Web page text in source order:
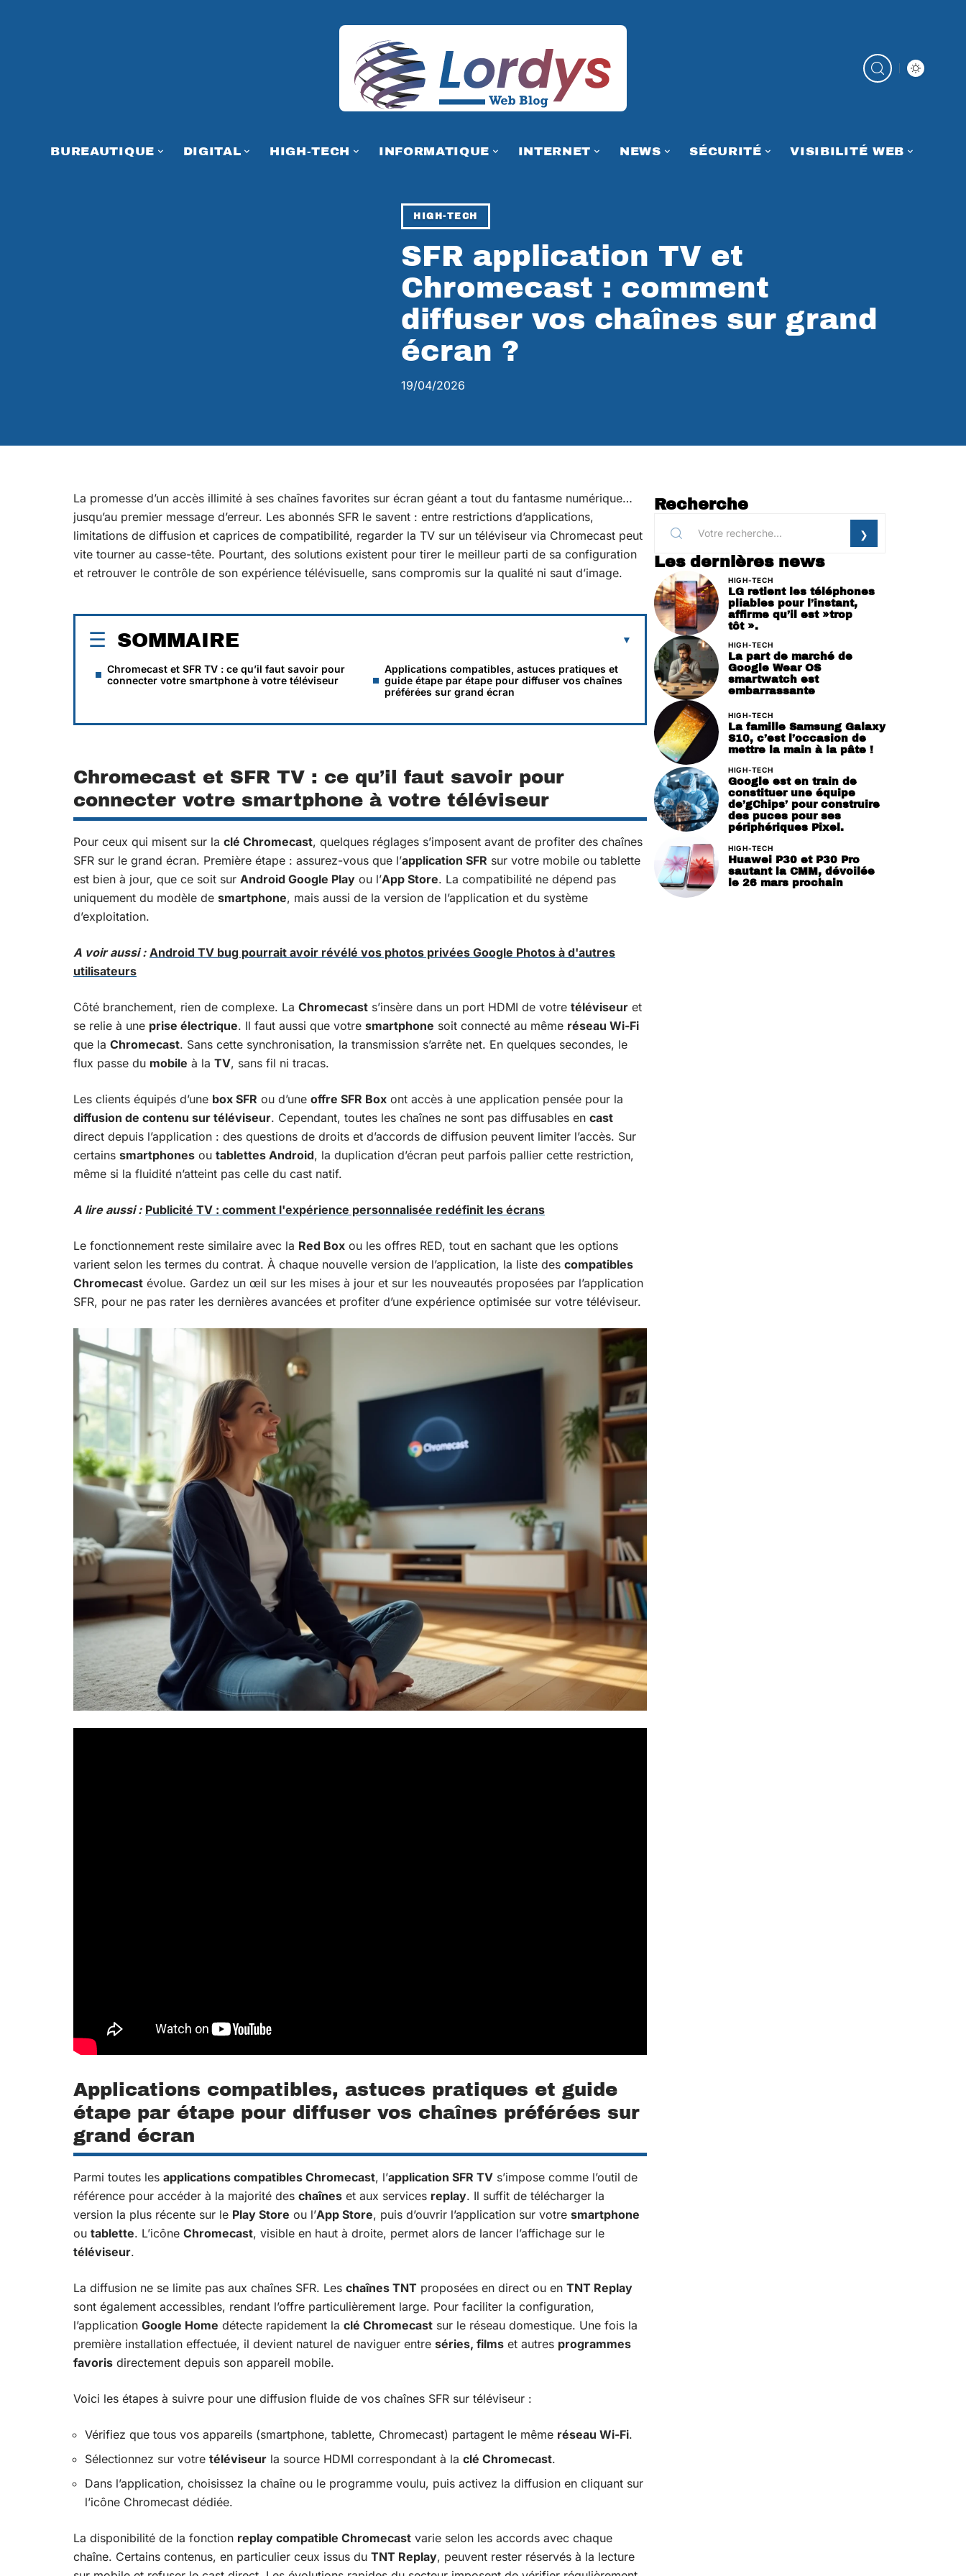
BUREAUTIQUE DIGITAL HIGH-TECH INFORMATIQUE INTERNET NEWS SÉCURITÉ VISIBILITÉ WEB
HIGH-TECH
SFR application TV et
Chromecast : comment
diffuser vos chaînes sur grand
écran ?
19/04/2026
La promesse d’un accès illimité à ses chaînes favorites sur écran géant a tout du fantasme numérique…
jusqu’au premier message d’erreur. Les abonnés SFR le savent : entre restrictions d’applications,
limitations de diffusion et caprices de compatibilité, regarder la TV sur un téléviseur via Chromecast peut
vite tourner au casse-tête. Pourtant, des solutions existent pour tirer le meilleur parti de sa configuration
et retrouver le contrôle de son expérience télévisuelle, sans compromis sur la qualité ni saut d’image.
SOMMAIRE
Chromecast et SFR TV : ce qu’il faut savoir pour
connecter votre smartphone à votre téléviseur
Applications compatibles, astuces pratiques et
guide étape par étape pour diffuser vos chaînes
préférées sur grand écran
Chromecast et SFR TV : ce qu’il faut savoir pour
connecter votre smartphone à votre téléviseur
Pour ceux qui misent sur la clé Chromecast, quelques réglages s’imposent avant de profiter des chaînes
SFR sur le grand écran. Première étape : assurez-vous que l’application SFR sur votre mobile ou tablette
est bien à jour, que ce soit sur Android Google Play ou l’App Store. La compatibilité ne dépend pas
uniquement du modèle de smartphone, mais aussi de la version de l’application et du système
d’exploitation.
A voir aussi : Android TV bug pourrait avoir révélé vos photos privées Google Photos à d'autres
utilisateurs
Côté branchement, rien de complexe. La Chromecast s’insère dans un port HDMI de votre téléviseur et
se relie à une prise électrique. Il faut aussi que votre smartphone soit connecté au même réseau Wi-Fi
que la Chromecast. Sans cette synchronisation, la transmission s’arrête net. En quelques secondes, le
flux passe du mobile à la TV, sans fil ni tracas.
Les clients équipés d’une box SFR ou d’une offre SFR Box ont accès à une application pensée pour la
diffusion de contenu sur téléviseur. Cependant, toutes les chaînes ne sont pas diffusables en cast
direct depuis l’application : des questions de droits et d’accords de diffusion peuvent limiter l’accès. Sur
certains smartphones ou tablettes Android, la duplication d’écran peut parfois pallier cette restriction,
même si la fluidité n’atteint pas celle du cast natif.
A lire aussi : Publicité TV : comment l'expérience personnalisée redéfinit les écrans
Le fonctionnement reste similaire avec la Red Box ou les offres RED, tout en sachant que les options
varient selon les termes du contrat. À chaque nouvelle version de l’application, la liste des compatibles
Chromecast évolue. Gardez un œil sur les mises à jour et sur les nouveautés proposées par l’application
SFR, pour ne pas rater les dernières avancées et profiter d’une expérience optimisée sur votre téléviseur.
Applications compatibles, astuces pratiques et guide
étape par étape pour diffuser vos chaînes préférées sur
grand écran
Parmi toutes les applications compatibles Chromecast, l’application SFR TV s’impose comme l’outil de
référence pour accéder à la majorité des chaînes et aux services replay. Il suffit de télécharger la
version la plus récente sur le Play Store ou l’App Store, puis d’ouvrir l’application sur votre smartphone
ou tablette. L’icône Chromecast, visible en haut à droite, permet alors de lancer l’affichage sur le
téléviseur.
La diffusion ne se limite pas aux chaînes SFR. Les chaînes TNT proposées en direct ou en TNT Replay
sont également accessibles, rendant l’offre particulièrement large. Pour faciliter la configuration,
l’application Google Home détecte rapidement la clé Chromecast sur le réseau domestique. Une fois la
première installation effectuée, il devient naturel de naviguer entre séries, films et autres programmes
favoris directement depuis son appareil mobile.
Voici les étapes à suivre pour une diffusion fluide de vos chaînes SFR sur téléviseur :
Vérifiez que tous vos appareils (smartphone, tablette, Chromecast) partagent le même réseau Wi-Fi.
Sélectionnez sur votre téléviseur la source HDMI correspondant à la clé Chromecast.
Dans l’application, choisissez la chaîne ou le programme voulu, puis activez la diffusion en cliquant sur
l’icône Chromecast dédiée.
La disponibilité de la fonction replay compatible Chromecast varie selon les accords avec chaque
chaîne. Certains contenus, en particulier ceux issus du TNT Replay, peuvent rester réservés à la lecture
Recherche
Les dernières news
HIGH-TECH
LG retient les téléphones
pliables pour l’instant,
affirme qu’il est »trop
tôt ».
HIGH-TECH
La part de marché de
Google Wear OS
smartwatch est
embarrassante
HIGH-TECH
La famille Samsung Galaxy
S10, c’est l’occasion de
mettre la main à la pâte !
HIGH-TECH
Google est en train de
constituer une équipe
de’gChips’ pour construire
des puces pour ses
périphériques Pixel.
HIGH-TECH
Huawei P30 et P30 Pro
sautant la CMM, dévoilée
le 26 mars prochain